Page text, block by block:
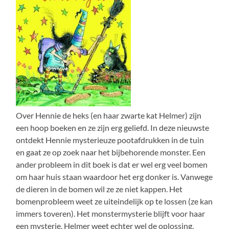
Over Hennie de heks (en haar zwarte kat Helmer) zijn
een hoop boeken en ze zijn erg geliefd. In deze nieuwste
ontdekt Hennie mysterieuze pootafdrukken in de tuin
en gaat ze op zoek naar het bijbehorende monster. Een
ander probleem in dit boek is dat er wel erg veel bomen
om haar huis staan waardoor het erg donker is. Vanwege
de dieren in de bomen wil ze ze niet kappen. Het
bomenprobleem weet ze uiteindelijk op te lossen (ze kan
immers toveren). Het monstermysterie blijft voor haar
een mysterie. Helmer weet echter wel de oplossing,